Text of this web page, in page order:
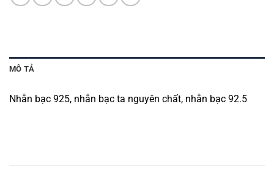
MÔ TẢ
Nhẫn bạc 925, nhẫn bạc ta nguyên chất, nhẫn bạc 92.5